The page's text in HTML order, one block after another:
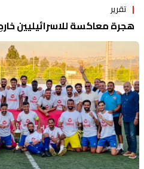
تقرير
هجرة معاكسة للاسرائيليين